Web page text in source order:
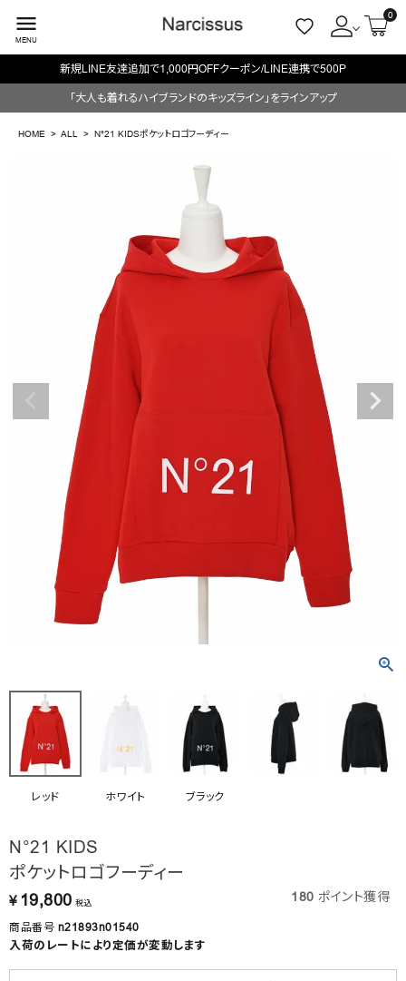
menu
MENU
0
ようこそ ゲスト 様
RE STOCK
COMING SOON
TOPICS
JOURNAL
INFORMATION
はじめてご利用の方へ
お問い合わせ
新規LINE友達追加で1,000円OFFクーポン/LINE連携で500P
「大人も着れるハイブランドのキッズライン」をラインアップ
HOME ALL N°21 KIDSポケットロゴフーディー
レッド ホワイト ブラック
N°21 KIDS
ポケットロゴフーディー
¥ 19,800 税込 180 ポイント獲得
商品番号 n21893n01540
入荷のレートにより定価が変動します